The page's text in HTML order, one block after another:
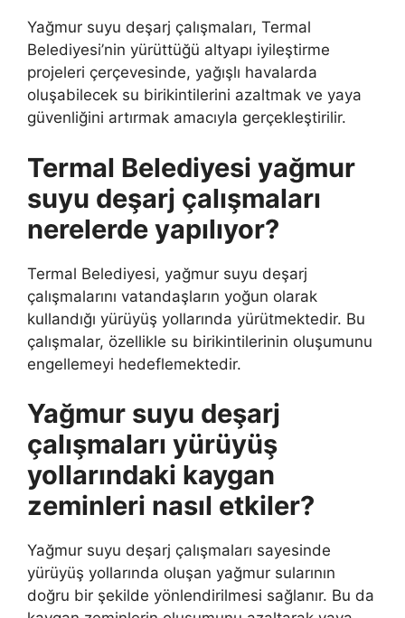
Yağmur suyu deşarj çalışmaları, Termal
Belediyesi’nin yürüttüğü altyapı iyileştirme
projeleri çerçevesinde, yağışlı havalarda
oluşabilecek su birikintilerini azaltmak ve yaya
güvenliğini artırmak amacıyla gerçekleştirilir.
Termal Belediyesi yağmur
suyu deşarj çalışmaları
nerelerde yapılıyor?
Termal Belediyesi, yağmur suyu deşarj
çalışmalarını vatandaşların yoğun olarak
kullandığı yürüyüş yollarında yürütmektedir. Bu
çalışmalar, özellikle su birikintilerinin oluşumunu
engellemeyi hedeflemektedir.
Yağmur suyu deşarj
çalışmaları yürüyüş
yollarındaki kaygan
zeminleri nasıl etkiler?
Yağmur suyu deşarj çalışmaları sayesinde
yürüyüş yollarında oluşan yağmur sularının
doğru bir şekilde yönlendirilmesi sağlanır. Bu da